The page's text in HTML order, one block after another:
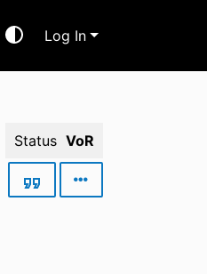
Log In
Status VoR